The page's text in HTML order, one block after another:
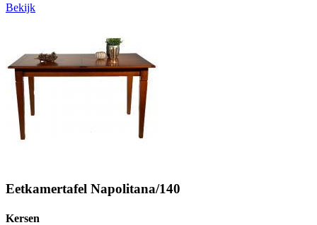
Bekijk
Eetkamertafel Napolitana/140
Kersen